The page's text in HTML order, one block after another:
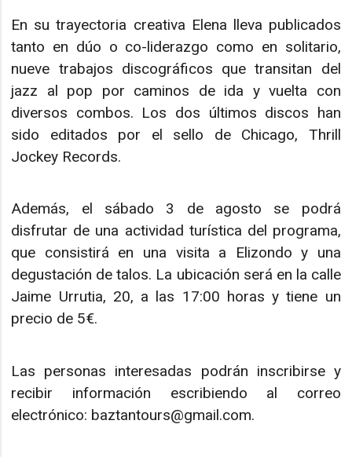
En su trayectoria creativa Elena lleva publicados
tanto en dúo o co-liderazgo como en solitario,
nueve trabajos discográficos que transitan del
jazz al pop por caminos de ida y vuelta con
diversos combos. Los dos últimos discos han
sido editados por el sello de Chicago, Thrill
Jockey Records.
Además, el sábado 3 de agosto se podrá
disfrutar de una actividad turística del programa,
que consistirá en una visita a Elizondo y una
degustación de talos. La ubicación será en la calle
Jaime Urrutia, 20, a las 17:00 horas y tiene un
precio de 5€.
Las personas interesadas podrán inscribirse y
recibir información escribiendo al correo
electrónico: baztantours@gmail.com.